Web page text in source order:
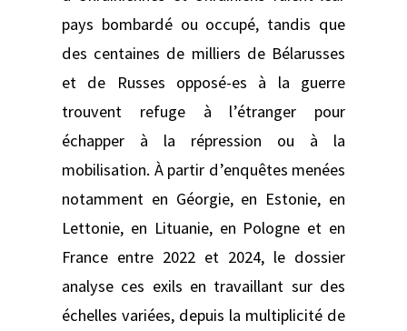
pays bombardé ou occupé, tandis que
des centaines de milliers de Bélarusses
et de Russes opposé-es à la guerre
trouvent refuge à l’étranger pour
échapper à la répression ou à la
mobilisation. À partir d’enquêtes menées
notamment en Géorgie, en Estonie, en
Lettonie, en Lituanie, en Pologne et en
France entre 2022 et 2024, le dossier
analyse ces exils en travaillant sur des
échelles variées, depuis la multiplicité de